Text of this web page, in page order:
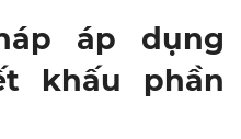
áp dụng
khấu phần